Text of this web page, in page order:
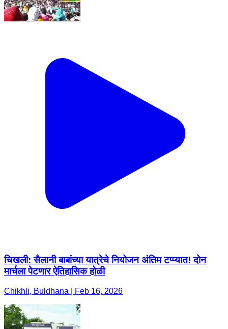
चिखली: सैलानी बाबांच्या यात्रेचे नियोजन अंतिम टप्प्यात! दोन
मार्चला पेटणार ऐतिहासिक होळी
Chikhli, Buldhana | Feb 16, 2026